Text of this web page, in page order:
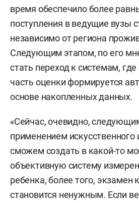
время обеспечило более
поступления в ведущие вузы
независимо от региона
Следующим этапом, по его
стать переход к системам,
часть оценки формируется
основе накопленных данных.
«Сейчас, очевидно,
применением искусственного
сможем создать в какой-то
объективную систему
ребенка, более того, экзамен
становится ненужным. Если